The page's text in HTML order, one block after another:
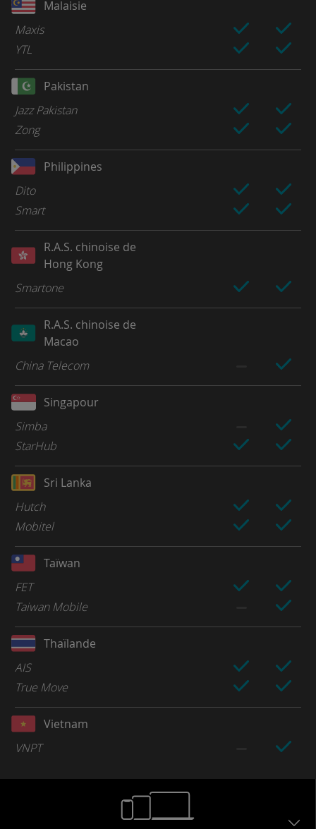
Malaisie
Maxis
YTL
Pakistan
Jazz Pakistan
Zong
Philippines
Dito
Smart
R.A.S. chinoise de
Hong Kong
Smartone
R.A.S. chinoise de
Macao
China Telecom
Singapour
Simba
StarHub
Sri Lanka
Hutch
Mobitel
Taïwan
FET
Taiwan Mobile
Thaïlande
AIS
True Move
Vietnam
VNPT